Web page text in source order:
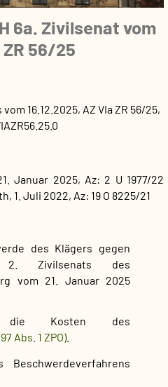
6a. Zivilsenat vom
ZR 56/25
vom 16.12.2025, AZ VIa ZR 56/25,
Januar 2025, Az: 2 U 1977/22
1. Juli 2022, Az: 19 O 8225/21
des Klägers gegen
Zivilsenats des
vom 21. Januar 2025
Kosten des
Abs. 1 ZPO).